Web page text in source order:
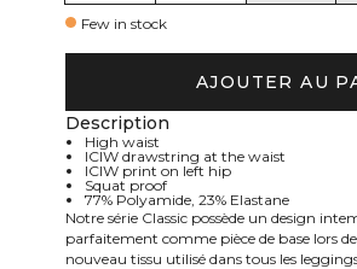
Few in stock
AJOUTER AU
Description
High waist
ICIW drawstring at the waist
ICIW print on left hip
Squat proof
77% Polyamide, 23% Elastane
Notre série Classic possède un design
parfaitement comme pièce de base lors
nouveau tissu utilisé dans tous les